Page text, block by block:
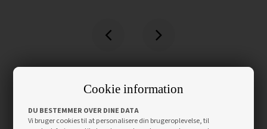
Cookie information
DU BESTEMMER OVER DINE DATA
Vi bruger cookies til at personalisere din brugeroplevelse, til